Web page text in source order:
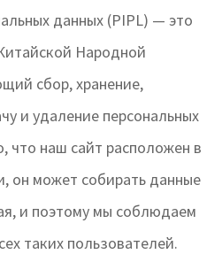
данных (PIPL) — это
Народной
сбор, хранение,
и удаление персональных
что наш сайт расположен в
он может собирать данные
и поэтому мы соблюдаем
таких пользователей.